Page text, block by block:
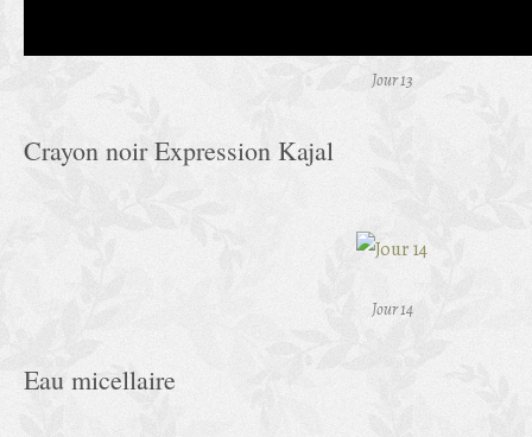
Jour 13
Crayon noir Expression Kajal
Jour 14
Eau micellaire